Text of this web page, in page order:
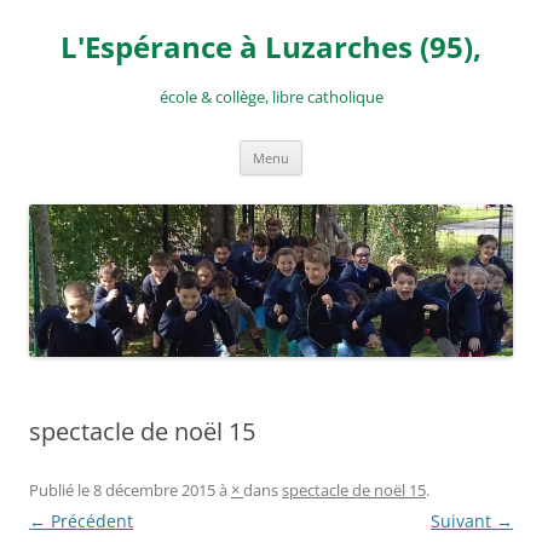
contenu
L'Espérance à Luzarches (95),
école & collège, libre catholique
Menu
spectacle de noël 15
Publié le8 décembre 2015à ×dansspectacle de noël 15.
← Précédent Suivant →